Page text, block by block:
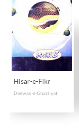
Hisar-e-Fikr
Deewan-e-Ghazliyat